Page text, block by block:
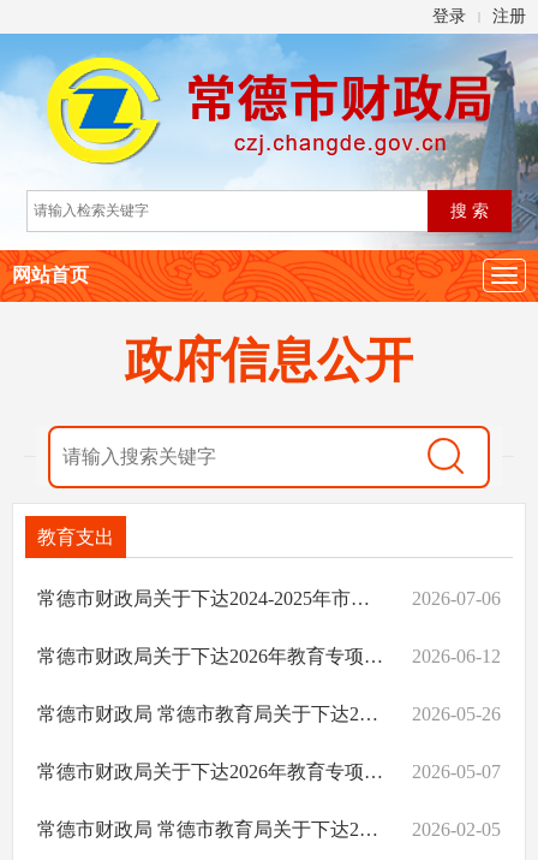
登录 | 注册
网站首页
政府信息公开
教育支出
2026-07-06
常德市财政局关于下达2024-2025年市级普惠性托位入托补助结算资金的通知
2026-06-12
常德市财政局关于下达2026年教育专项资金的通知
2026-05-26
常德市财政局 常德市教育局关于下达2026年第三批教育综合发展专项（中小学幼儿园校车奖补）资金的通知
2026-05-07
常德市财政局关于下达2026年教育专项资金的通知
2026-02-05
常德市财政局 常德市教育局关于下达2026年乡村中小学教师人才津贴补助资金的通知